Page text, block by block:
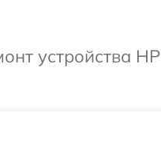
устройства HP